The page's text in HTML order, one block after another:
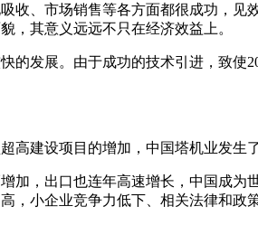
、市场销售等各方面都很成功，
，其意义远远不只在经济效益上。
的发展。由于成功的技术引进，致
建设项目的增加，中国塔机业发生
加，出口也连年高速增长，中国成
，小企业竞争力低下、相关法律和